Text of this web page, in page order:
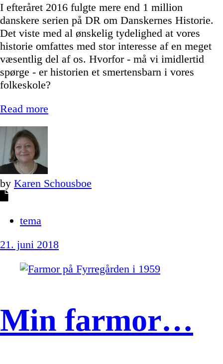
I efteråret 2016 fulgte mere end 1 million
danskere serien på DR om Danskernes Historie.
Det viste med al ønskelig tydelighed at vores
historie omfattes med stor interesse af en meget
væsentlig del af os. Hvorfor - må vi imidlertid
spørge - er historien et smertensbarn i vores
folkeskole?
Read more
by Karen Schousboe
tema
21. juni 2018
Min farmor…